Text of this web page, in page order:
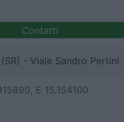
Contatti
(SR) - Viale Sandro Pertini
E 15.154100